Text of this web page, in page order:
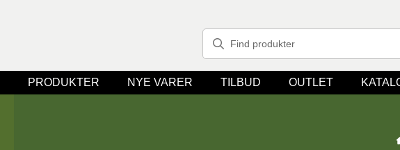
PRODUKTER NYE VARER TILBUD OUTLET